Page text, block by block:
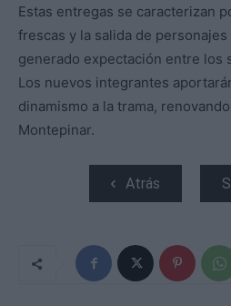
Estas entregas se caracterizan
frescas y la salida de
generado expectación entre los
Los nuevos integrantes
dinamismo a la trama,
Montepinar.
Atrás